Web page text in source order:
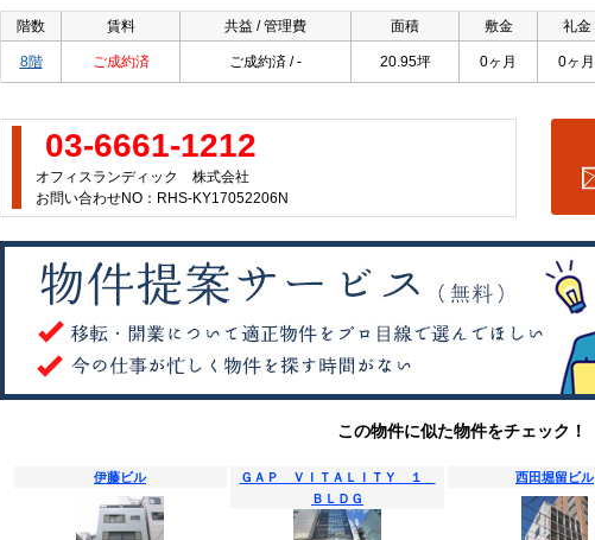
階数 賃料 共益 / 管理費 面積 敷金 礼金
8階 ご成約済 ご成約済 / - 20.95坪 0ヶ月 0ヶ月
03-6661-1212
オフィスランディック 株式会社
お問い合わせNO：RHS-KY17052206N
この物件に似た物件をチェック！
伊藤ビル
ＧＡＰ ＶＩＴＡＬＩＴＹ １
ＢＬＤＧ
西田堀留ビル